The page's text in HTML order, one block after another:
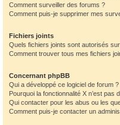
Comment surveiller des forums ?
Comment puis-je supprimer mes
Fichiers joints
Quels fichiers joints sont autorisés
Comment trouver tous mes fichiers
Concernant phpBB
Qui a développé ce logiciel de forum ?
Pourquoi la fonctionnalité X n’est pas
Qui contacter pour les abus ou les
Comment puis-je contacter un